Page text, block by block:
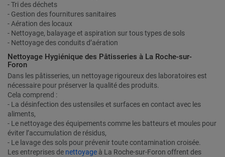
- Tri des déchets
- Gestion des fournitures sanitaires
- Aération des locaux
- Nettoyage, balayage et aspiration sur tous types de sols
- Nettoyage des conduits d’aération
Nettoyage Hygiénique des Pâtisseries à La Roche-sur-
Foron
Dans les pâtisseries, un nettoyage rigoureux des laboratoires est
nécessaire pour préserver la qualité des produits.
Cela comprend :
- La désinfection des ustensiles et surfaces en contact avec les
aliments,
- Le nettoyage des équipements comme les batteurs et moules pour
éviter l’accumulation de résidus,
- Le lavage des sols pour prévenir toute contamination croisée.
Les entreprises de nettoyage à La Roche-sur-Foron offrent des